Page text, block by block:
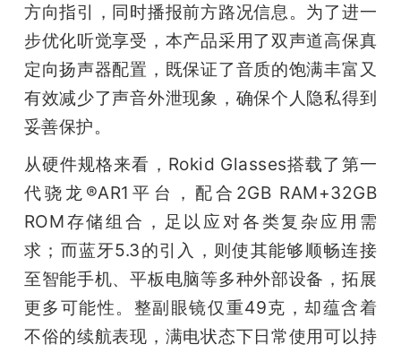
方向指引，同时播报前方路况信息。为了进一
步优化听觉享受，本产品采用了双声道高保真
定向扬声器配置，既保证了音质的饱满丰富又
有效减少了声音外泄现象，确保个人隐私得到
妥善保护。
从硬件规格来看，Rokid Glasses搭载了第一
代骁龙®AR1平台，配合2GB RAM+32GB
ROM存储组合，足以应对各类复杂应用需
求；而蓝牙5.3的引入，则使其能够顺畅连接
至智能手机、平板电脑等多种外部设备，拓展
更多可能性。整副眼镜仅重49克，却蕴含着
不俗的续航表现，满电状态下日常使用可以持